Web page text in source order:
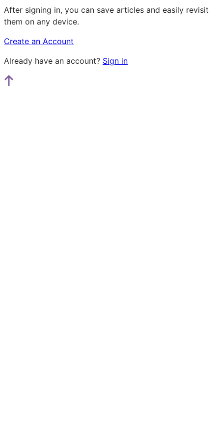
After signing in, you can save articles and easily revisit
them on any device.
Create an Account
Already have an account? Sign in